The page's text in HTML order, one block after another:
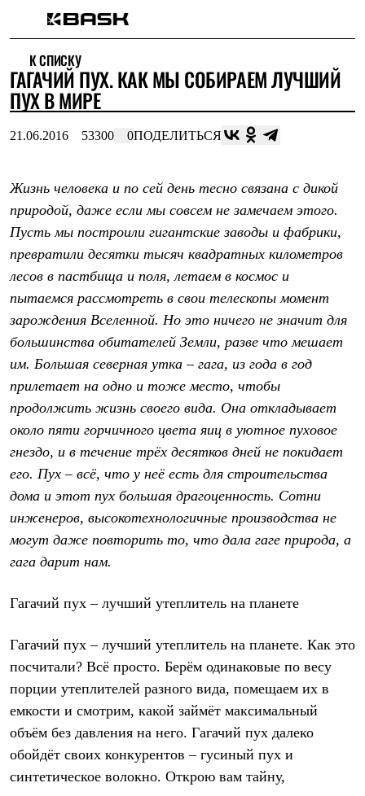
Интернет-магазин
Мужская одежда
Утепленная пухом
Куртки
Жилеты
Куртки
Штормовая одежда
Куртки
Софтшелл одежда
Куртки
Брюки
Флисовая одежда
Куртки
Брюки
Термобелье
Теплое термобелье
Среднее термобелье
Легкое термобелье
Лёгкая одежда
Футболки
Рубашки
Толстовки
Брюки
Женская одежда
Утепленная пухом
Утепленная синтетикой
Штормовая одежда
Куртки
Куртки
Брюки
Лёгкая одежда
Рубашки
Футболки
Толстовки
К СПИСКУ
ГАГАЧИЙ ПУХ. КАК МЫ СОБИРАЕМ ЛУЧШИЙ
ПУХ В МИРЕ
21.06.2016 53300 0ПОДЕЛИТЬСЯ
Жизнь человека и по сей день тесно связана с дикой
природой, даже если мы совсем не замечаем этого.
Пусть мы построили гигантские заводы и фабрики,
превратили десятки тысяч квадратных километров
лесов в пастбища и поля, летаем в космос и
пытаемся рассмотреть в свои телескопы момент
зарождения Вселенной. Но это ничего не значит для
большинства обитателей Земли, разве что мешает
им. Большая северная утка – гага, из года в год
прилетает на одно и тоже место, чтобы
продолжить жизнь своего вида. Она откладывает
около пяти горчичного цвета яиц в уютное пуховое
гнездо, и в течение трёх десятков дней не покидает
его. Пух – всё, что у неё есть для строительства
дома и этот пух большая драгоценность. Сотни
инженеров, высокотехнологичные производства не
могут даже повторить то, что дала гаге природа, а
гага дарит нам.
Гагачий пух – лучший утеплитель на планете
Гагачий пух – лучший утеплитель на планете. Как это
посчитали? Всё просто. Берём одинаковые по весу
порции утеплителей разного вида, помещаем их в
емкости и смотрим, какой займёт максимальный
объём без давления на него. Гагачий пух далеко
обойдёт своих конкурентов – гусиный пух и
синтетическое волокно. Открою вам тайну,